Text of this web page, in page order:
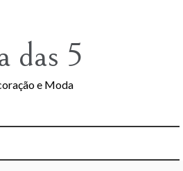
das 5
e Moda